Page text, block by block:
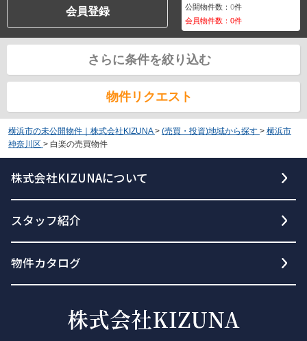
会員登録 公開物件数：0件
会員物件数：0件
さらに条件を絞り込む
物件リクエスト
横浜市の未公開物件｜株式会社KIZUNA > (売買・投資)地域から探す > 横浜市
神奈川区 > 白楽の売買物件
株式会社KIZUNAについて
スタッフ紹介
物件カタログ